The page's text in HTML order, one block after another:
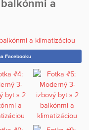
a
Facebooku